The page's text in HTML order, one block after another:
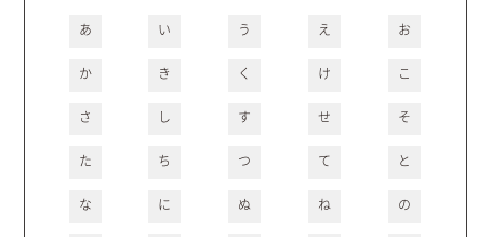
あ い う え お
か き く け こ
さ し す せ そ
た ち つ て と
な に ぬ ね の